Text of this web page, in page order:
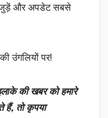
जुड़ें और अपडेट सबसे
उंगलियों पर!
की खबर को हमारे
हैं, तो कृपया